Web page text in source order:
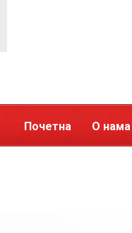
Почетна О нама